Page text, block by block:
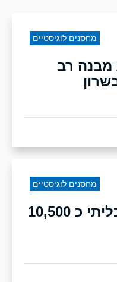
מבנה רב
מחסנים לוגיסטיים
למכירה מבנה רב תכליתי כ 10,500
מחסנים לוגיסטיים